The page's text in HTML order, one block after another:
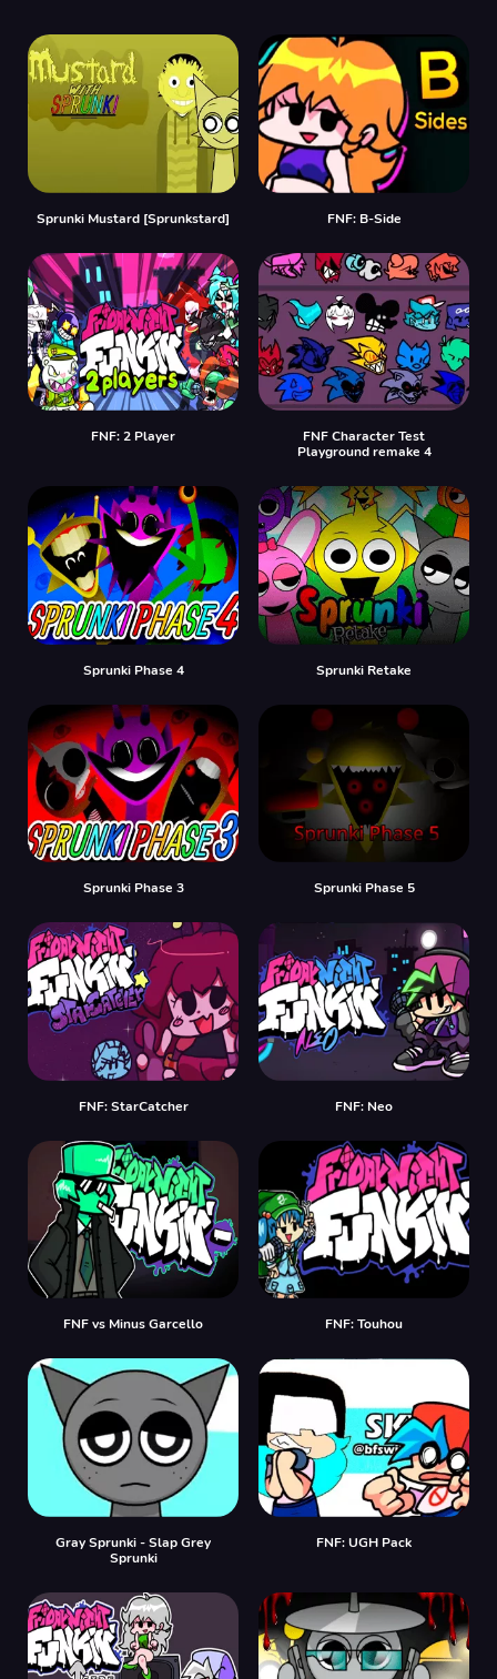
Sprunki Mustard [Sprunkstard] FNF: B-Side
FNF: 2 Player
FNF Character Test
Playground remake 4
Sprunki Phase 4 Sprunki Retake
Sprunki Phase 3 Sprunki Phase 5
FNF: StarCatcher FNF: Neo
FNF vs Minus Garcello FNF: Touhou
Gray Sprunki - Slap Grey
Sprunki
FNF: UGH Pack